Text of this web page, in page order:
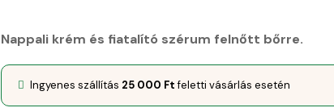
Nappali krém és fiatalító szérum felnőtt bőrre.
Ingyenes szállítás 25 000 Ftfeletti vásárlás esetén